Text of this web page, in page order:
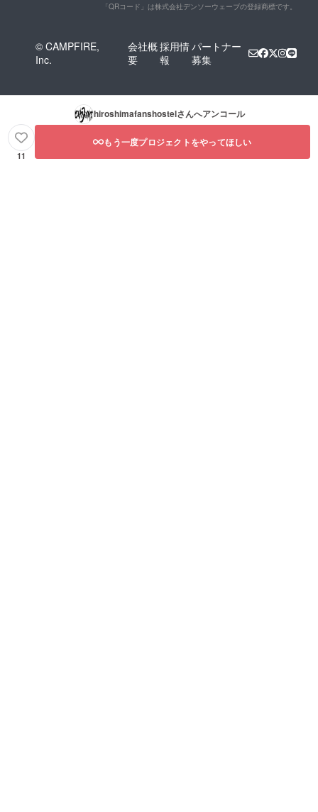
「QRコード」は株式会社デンソーウェーブの登録商標です。
© CAMPFIRE,
Inc.
会社概
要
採用情
報
パートナー
募集
hiroshimafanshostelさんへアンコール
11
もう一度プロジェクトをやってほしい